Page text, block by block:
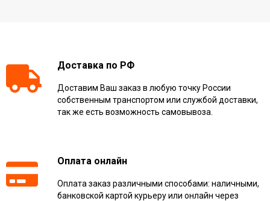
Доставка по РФ
Доставим Ваш заказ в любую точку России
собственным транспортом или службой доставки,
так же есть возможность самовывоза.
Оплата онлайн
Оплата заказ различными способами: наличными,
банковской картой курьеру или онлайн через